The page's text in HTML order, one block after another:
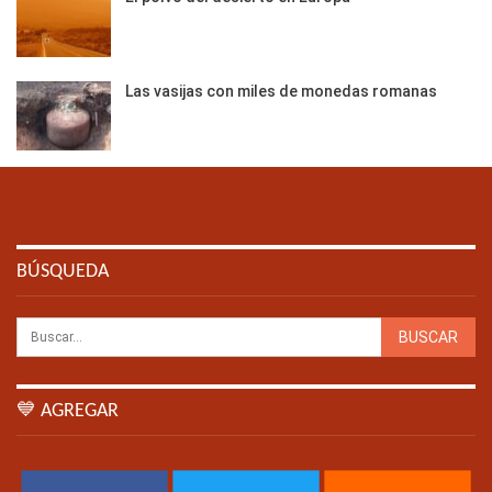
Las vasijas con miles de monedas romanas
BÚSQUEDA
💙 AGREGAR